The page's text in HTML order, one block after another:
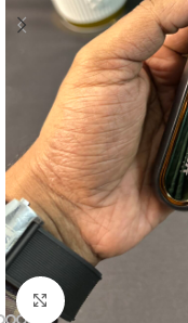
Click to enlarge